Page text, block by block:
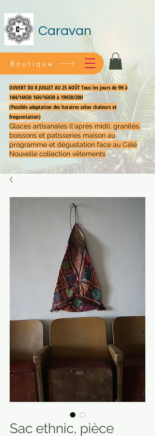
Caravan
OUVERT DU 8 JUILLET AU 25 AOÛT Tous les jours de 9H à
14H/14H30 16H/16H30 à 19H30/20H
(Possible adaptation des horaires selon chaleurs et
frequentation)
Glaces artisanales (l'après midi), granités,
boissons et patisseries maison au
programme et dégustation face au Célé
Nouvelle collection vêtements
Boutique
Sac ethnic, pièce